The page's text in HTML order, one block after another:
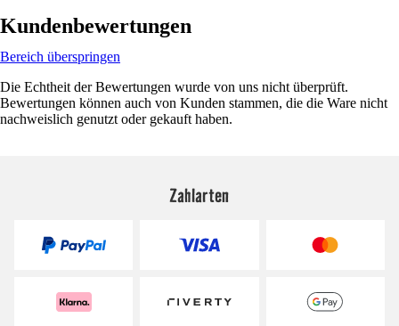
Kundenbewertungen
Bereich überspringen
Die Echtheit der Bewertungen wurde von uns nicht überprüft.
Bewertungen können auch von Kunden stammen, die die Ware nicht
nachweislich genutzt oder gekauft haben.
Zahlarten